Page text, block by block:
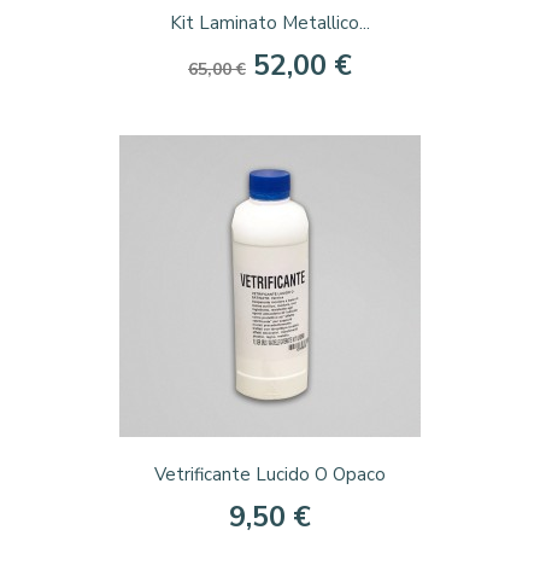
Kit Laminato Metallico...
65,00 € 52,00 €
Vetrificante Lucido O Opaco
9,50 €